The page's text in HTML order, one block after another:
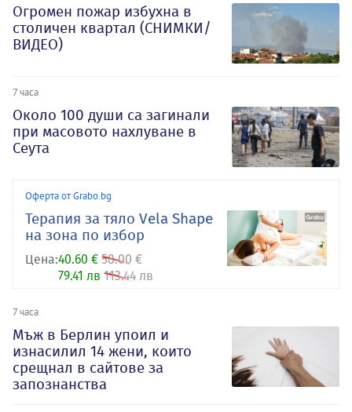
Огромен пожар избухна в
столичен квартал (СНИМКИ/
ВИДЕО)
7 часа
Около 100 души са загинали
при масовото нахлуване в
Сеута
Оферта от Grabo.bg
Терапия за тяло Vela Shape
на зона по избор
Цена:40.60 € 58.00 €
79.41 лв 113.44 лв
7 часа
Мъж в Берлин упоил и
изнасилил 14 жени, които
срещнал в сайтове за
запознанства